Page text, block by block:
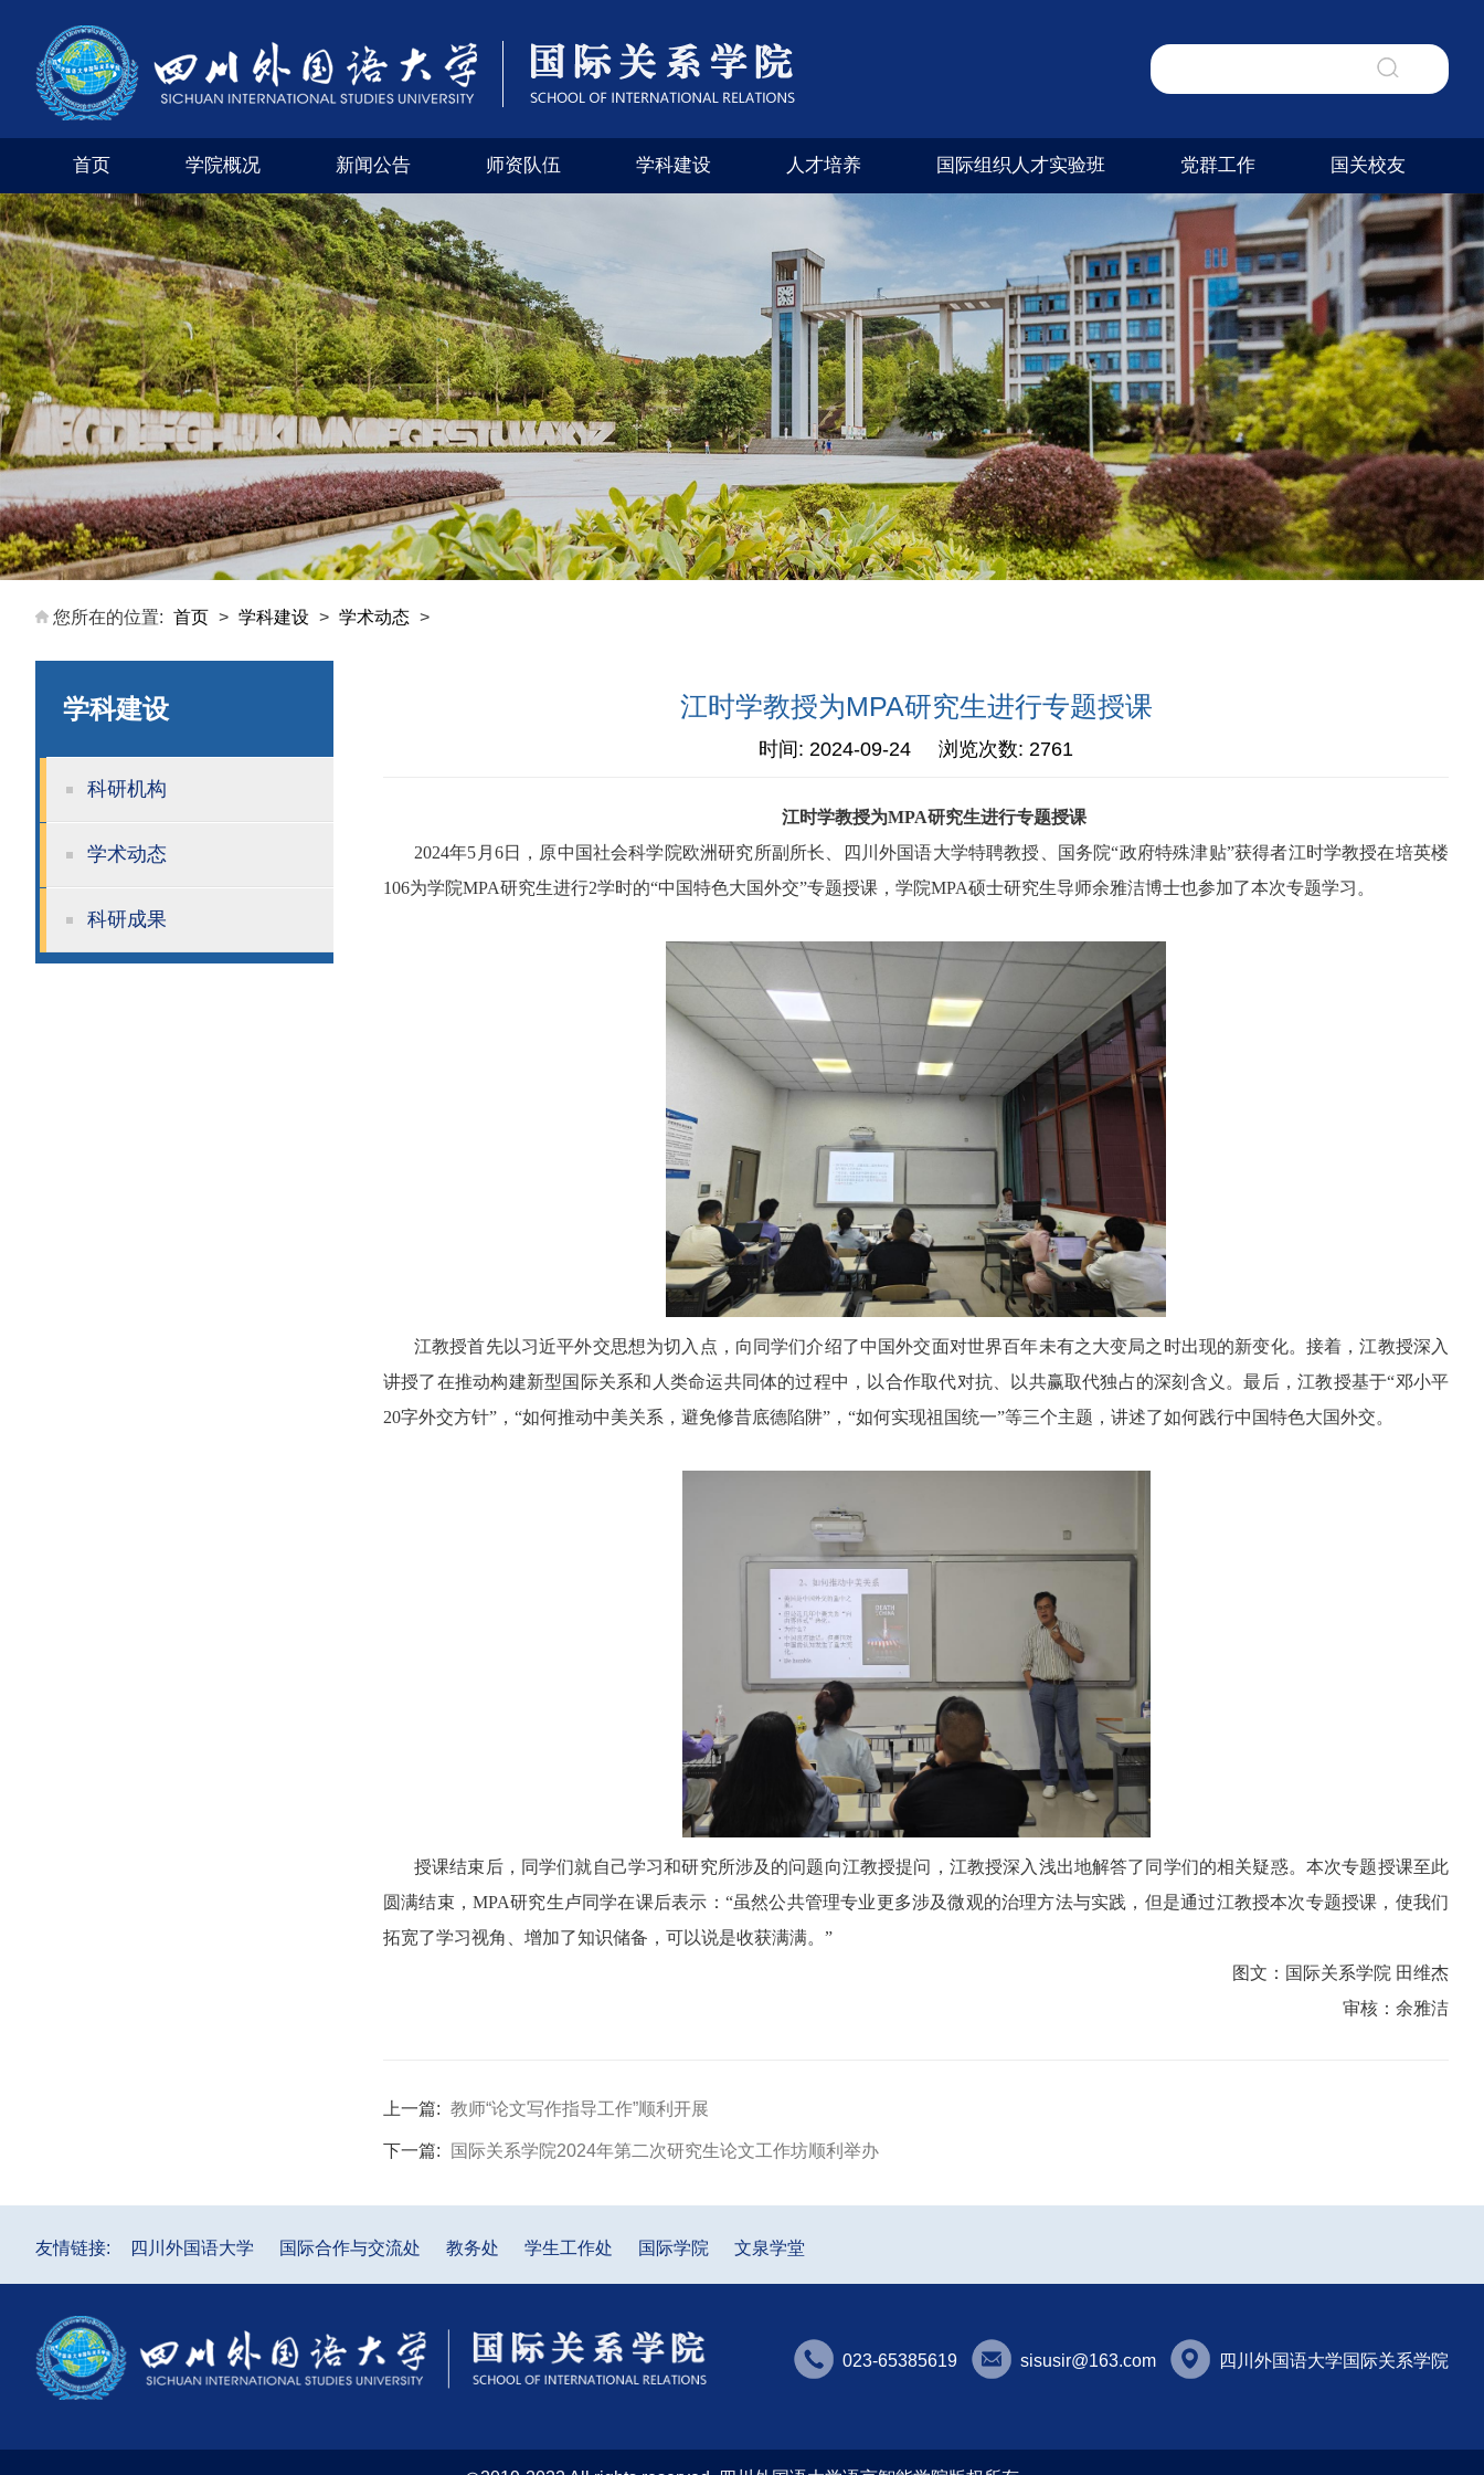
首页 学院概况 新闻公告 师资队伍 学科建设 人才培养 国际组织人才实验班 党群工作 国关校友
学院风采 外交外事市级实验教学示范中心（四川外国语大学）
您所在的位置: 首页 > 学科建设 > 学术动态 >
学科建设
科研机构
学术动态
科研成果
江时学教授为MPA研究生进行专题授课
时间: 2024-09-24 浏览次数: 2761
江时学教授为MPA研究生进行专题授课
2024年5 月 6日，原中国社会科学院欧洲研究所副所长、四川外国语大学特聘教授、国务院“政府特殊津贴”获得者江时学教授在培英楼
106为学院MPA研究生进行2学时的“中国特色大国外交”专题授课，学院MPA硕士研究生导师余雅洁博士也参加了本次专题学习。
江教授首先以习近平外交思想为切入点，向同学们介绍了中国外交面对世界百年未有之大变局之时出现的新变化。接着，江教授深入
讲授了在推动构建新型国际关系和人类命运共同体的过程中，以合作取代对抗、以共赢取代独占的深刻含义。最后，江教授基于“邓小平
20字外交方针”，“如何推动中美关系，避免修昔底德陷阱”，“如何实现祖国统一”等三个主题，讲述了如何践行中国特色大国外交。
授课结束后，同学们就自己学习和研究所涉及的问题向江教授提问，江教授深入浅出地解答了同学们的相关疑惑。本次专题授课至此
圆满结束，MPA研究生卢同学在课后表示：“虽然公共管理专业更多涉及微观的治理方法与实践，但是通过江教授本次专题授课，使我们
拓宽了学习视角、增加了知识储备，可以说是收获满满。”
图文：国际关系学院 田维杰
审核：余雅洁
上一篇: 教师“论文写作指导工作”顺利开展
下一篇: 国际关系学院2024年第二次研究生论文工作坊顺利举办
友情链接: 四川外国语大学 国际合作与交流处 教务处 学生工作处 国际学院 文泉学堂
023-65385619 sisusir@163.com 四川外国语大学国际关系学院